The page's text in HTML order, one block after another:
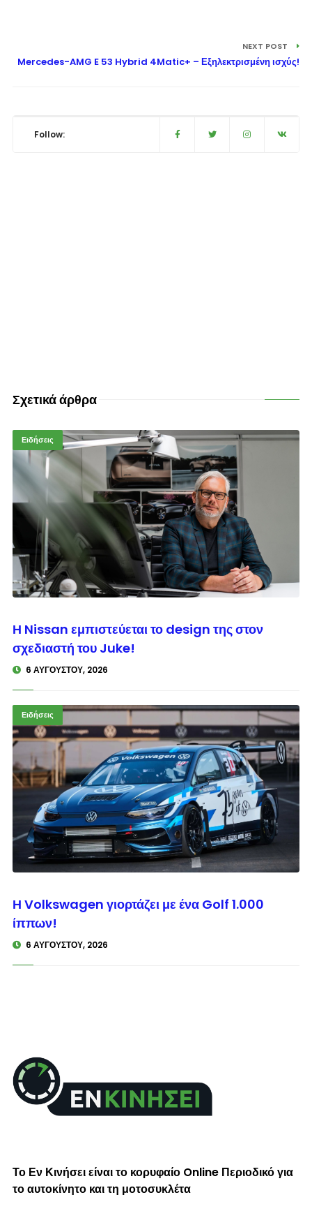
NEXT POST
Mercedes-AMG E 53 Hybrid 4Matic+ – Εξηλεκτρισμένη ισχύς!
Follow:
Σχετικά άρθρα
Ειδήσεις
Η Nissan εμπιστεύεται το design της στον
σχεδιαστή του Juke!
6 ΑΥΓΟΎΣΤΟΥ, 2026
Ειδήσεις
© enkinisi.gr
Η Volkswagen γιορτάζει με ένα Golf 1.000
ίππων!
6 ΑΥΓΟΎΣΤΟΥ, 2026
Το Εν Κινήσει είναι το κορυφαίο Online Περιοδικό για
το αυτοκίνητο και τη μοτοσυκλέτα